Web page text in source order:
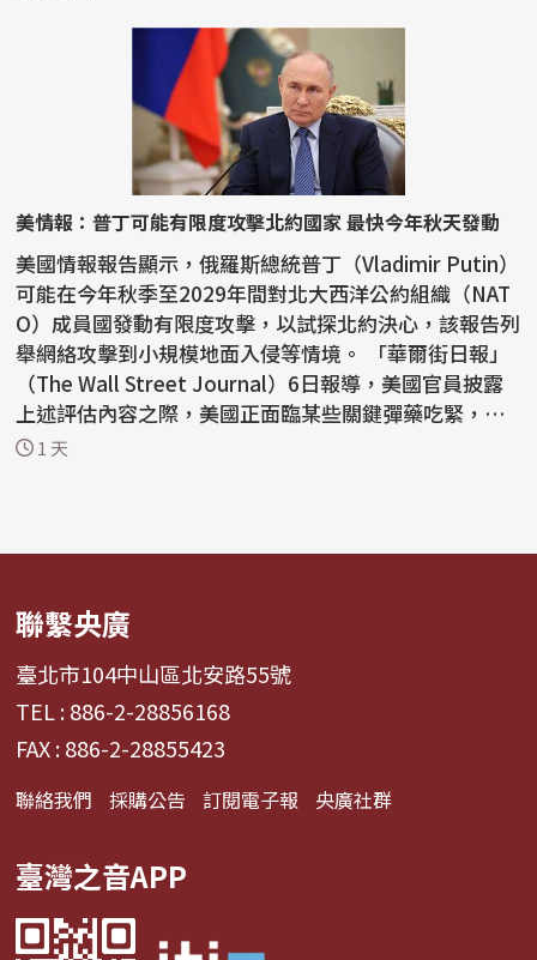
美情報：普丁可能有限度攻擊北約國家 最快今年秋天發動
美國情報報告顯示，俄羅斯總統普丁（Vladimir Putin）
可能在今年秋季至2029年間對北大西洋公約組織（NAT
O）成員國發動有限度攻擊，以試探北約決心，該報告列
舉網絡攻擊到小規模地面入侵等情境。 「華爾街日報」
（The Wall Street Journal）6日報導，美國官員披露
上述評估內容之際，美國正面臨某些關鍵彈藥吃緊，
一...1 天
聯繫央廣
臺北市104中山區北安路55號
TEL : 886-2-28856168
FAX : 886-2-28855423
聯絡我們 採購公告 訂閱電子報 央廣社群
臺灣之音APP